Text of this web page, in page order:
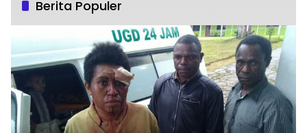
Berita Populer